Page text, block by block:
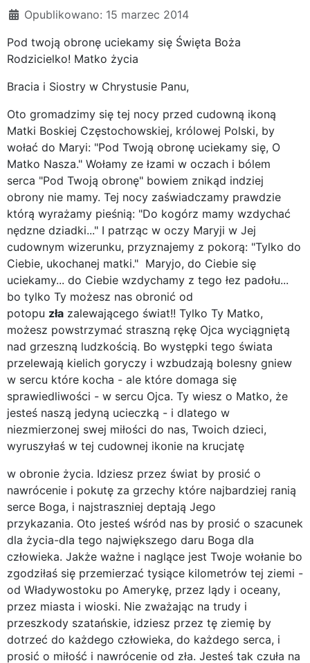
Opublikowano: 15 marzec 2014
Pod twoją obronę uciekamy się Święta Boża
Rodzicielko! Matko życia
Bracia i Siostry w Chrystusie Panu,
Oto gromadzimy się tej nocy przed cudowną ikoną
Matki Boskiej Częstochowskiej, królowej Polski, by
wołać do Maryi: "Pod Twoją obronę uciekamy się, O
Matko Nasza." Wołamy ze łzami w oczach i bólem
serca "Pod Twoją obronę" bowiem znikąd indziej
obrony nie mamy. Tej nocy zaświadczamy prawdzie
którą wyrażamy pieśnią: "Do kogórz mamy wzdychać
nędzne dziadki..." I patrząc w oczy Maryji w Jej
cudownym wizerunku, przyznajemy z pokorą: "Tylko do
Ciebie, ukochanej matki." Maryjo, do Ciebie się
uciekamy... do Ciebie wzdychamy z tego łez padołu...
bo tylko Ty możesz nas obronić od
potopu zła zalewającego świat!! Tylko Ty Matko,
możesz powstrzymać straszną rękę Ojca wyciągniętą
nad grzeszną ludzkością. Bo występki tego świata
przelewają kielich goryczy i wzbudzają bolesny gniew
w sercu które kocha - ale które domaga się
sprawiedliwości - w sercu Ojca. Ty wiesz o Matko, że
jesteś naszą jedyną ucieczką - i dlatego w
niezmierzonej swej miłości do nas, Twoich dzieci,
wyruszyłaś w tej cudownej ikonie na krucjatę
w obronie życia. Idziesz przez świat by prosić o
nawrócenie i pokutę za grzechy które najbardziej ranią
serce Boga, i najstraszniej deptają Jego
przykazania. Oto jesteś wśród nas by prosić o szacunek
dla życia-dla tego największego daru Boga dla
człowieka. Jakże ważne i naglące jest Twoje wołanie bo
zgodziłaś się przemierzać tysiące kilometrów tej ziemi -
od Władywostoku po Amerykę, przez lądy i oceany,
przez miasta i wioski. Nie zważając na trudy i
przeszkody szatańskie, idziesz przez tę ziemię by
dotrzeć do każdego człowieka, do każdego serca, i
prosić o miłość i nawrócenie od zła. Jesteś tak czuła na